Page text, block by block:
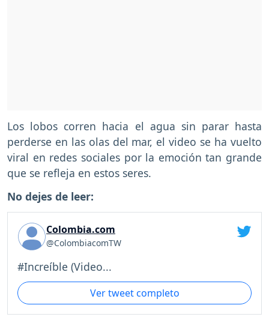
Los lobos corren hacia el agua sin parar hasta
perderse en las olas del mar, el video se ha vuelto
viral en redes sociales por la emoción tan grande
que se refleja en estos seres.
No dejes de leer:
Colombia.com
@ColombiacomTW
#Increíble (Video...
Ver tweet completo